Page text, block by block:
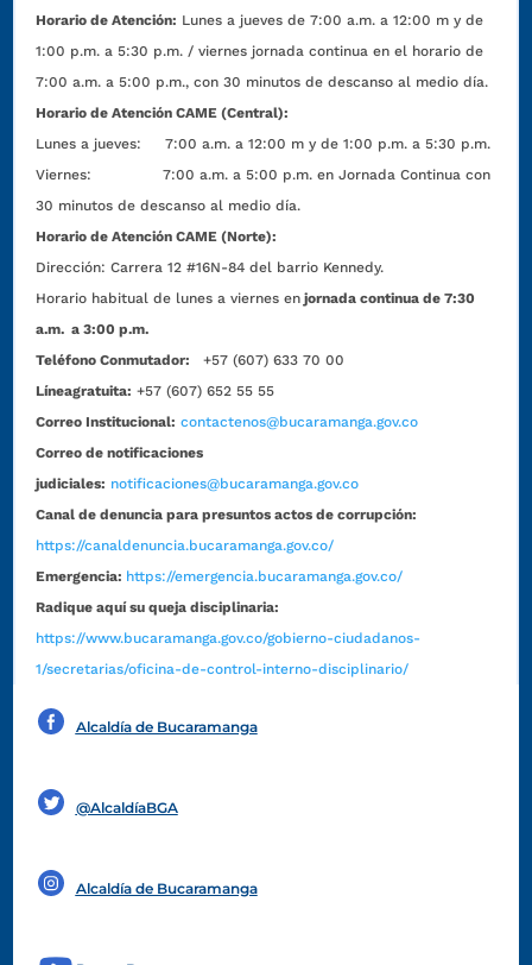
Horario de Atención: Lunes a jueves de 7:00 a.m. a 12:00 m y de
1:00 p.m. a 5:30 p.m. / viernes jornada continua en el horario de
7:00 a.m. a 5:00 p.m., con 30 minutos de descanso al medio día.
Horario de Atención CAME (Central):
Lunes a jueves: 7:00 a.m. a 12:00 m y de 1:00 p.m. a 5:30 p.m.
Viernes: 7:00 a.m. a 5:00 p.m. en Jornada Continua con
30 minutos de descanso al medio día.
Horario de Atención CAME (Norte):
Dirección:Carrera 12 #16N-84 del barrio Kennedy.
Horario habitual de lunes a viernes en jornada continua de 7:30
a.m. a 3:00 p.m.
Teléfono Conmutador:
+57 (607) 633 70 00
Líneagratuita: +57 (607) 652 55 55
Correo Institucional: contactenos@bucaramanga.gov.co
Correo de notificaciones
judiciales: notificaciones@bucaramanga.gov.co
Canal de denuncia para presuntos actos de corrupción:
https://canaldenuncia.bucaramanga.gov.co/
Emergencia: https://emergencia.bucaramanga.gov.co/
Radique aquí su queja disciplinaria:
https://www.bucaramanga.gov.co/gobierno-ciudadanos-
1/secretarias/oficina-de-control-interno-disciplinario/
Alcaldía de Bucaramanga
@AlcaldíaBGA
Alcaldía de Bucaramanga